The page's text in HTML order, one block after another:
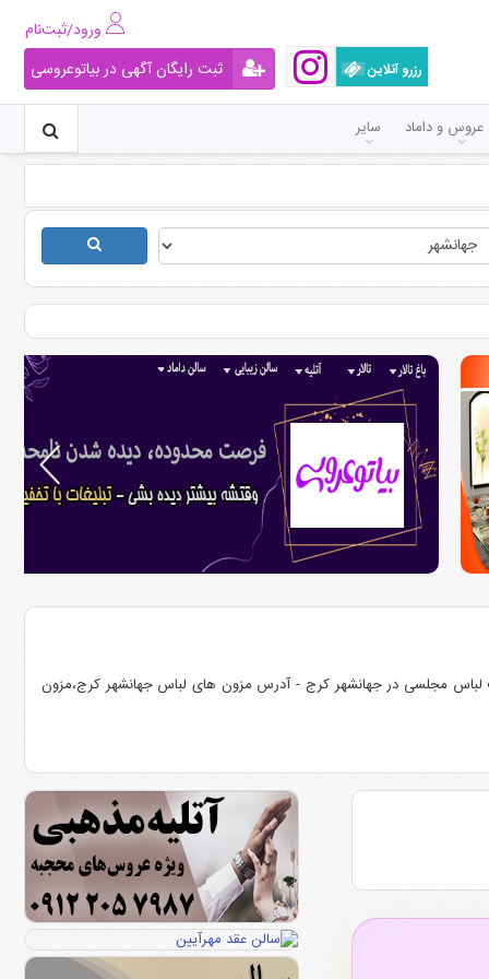
رزرو آنلاین
ثبت رایگان آگهی در بیاتوعروسی
و داماد سایر
مجلسی در جهانشهر کرج - آدرس مزون های لباس جهانشهر کرج،مزون